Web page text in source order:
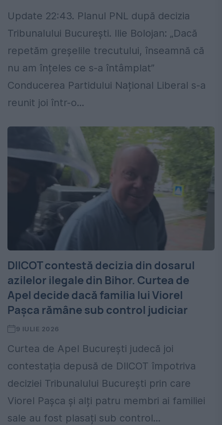
Update 22:43. Planul PNL după decizia
Tribunalului București. Ilie Bolojan: „Dacă
repetăm greșelile trecutului, înseamnă că
nu am înțeles ce s-a întâmplat”
Conducerea Partidului Național Liberal s-a
reunit joi într-o...
DIICOT contestă decizia din dosarul
azilelor ilegale din Bihor. Curtea de
Apel decide dacă familia lui Viorel
Pașca rămâne sub control judiciar
9 IULIE 2026
Curtea de Apel București judecă joi
contestația depusă de DIICOT împotriva
deciziei Tribunalului București prin care
Viorel Pașca și alți patru membri ai familiei
sale au fost plasați sub control...